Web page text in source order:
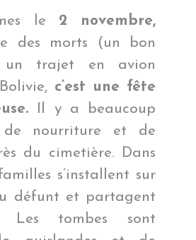
le 2 novembre,
des morts (un bon
trajet en avion
c’est une fête
Il y a beaucoup
de nourriture et de
du cimetière. Dans
s’installent sur
défunt et partagent
Les tombes sont